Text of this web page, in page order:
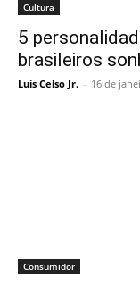
Cultura
5
brasileiros
Luís Celso Jr. - 16 de
Consumidor